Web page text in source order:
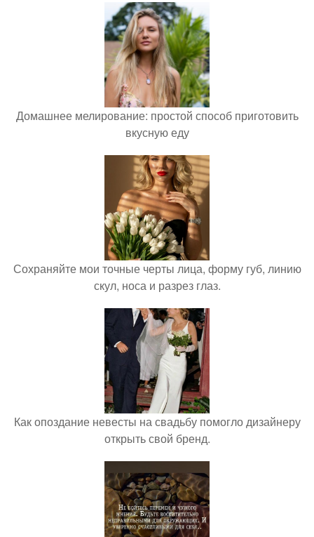
Домашнее мелирование: простой способ приготовить
вкусную еду
Сохраняйте мои точные черты лица, форму губ, линию
скул, носа и разрез глаз.
Как опоздание невесты на свадьбу помогло дизайнеру
открыть свой бренд.